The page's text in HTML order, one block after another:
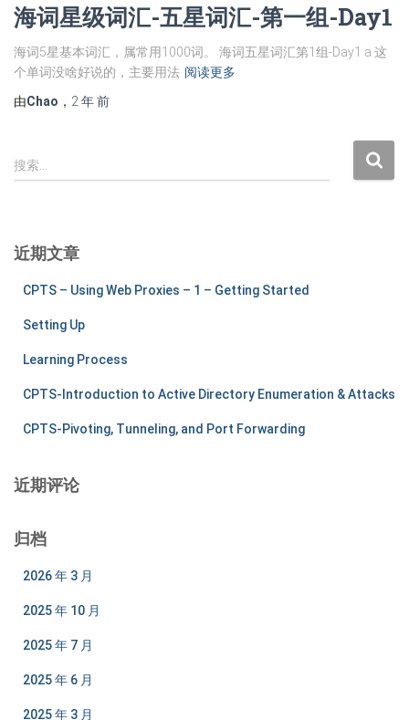
海词星级词汇-五星词汇-第一组-Day1
海词5星基本词汇，属常用1000词。 海词五星词汇第1组-Day1 a 这
个单词没啥好说的，主要用法 阅读更多
由Chao ， 2 年前
搜
索
搜索…
近期文章
CPTS – Using Web Proxies – 1 – Getting Started
Setting Up
Learning Process
CPTS-Introduction to Active Directory Enumeration & Attacks
CPTS-Pivoting, Tunneling, and Port Forwarding
近期评论
归档
2026 年 3 月
2025 年 10 月
2025 年 7 月
2025 年 6 月
2025 年 3 月